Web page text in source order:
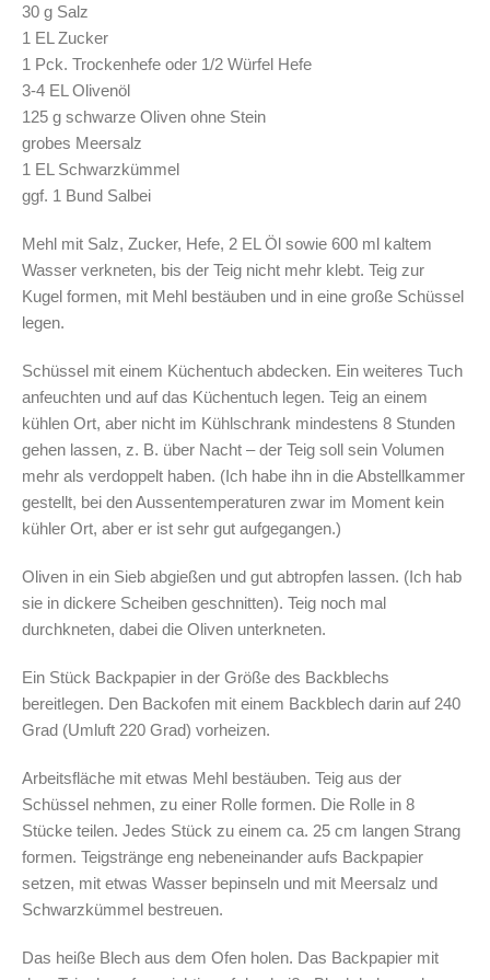
30 g Salz
1 EL Zucker
1 Pck. Trockenhefe oder 1/2 Würfel Hefe
3-4 EL Olivenöl
125 g schwarze Oliven ohne Stein
grobes Meersalz
1 EL Schwarzkümmel
ggf. 1 Bund Salbei
Mehl mit Salz, Zucker, Hefe, 2 EL Öl sowie 600 ml kaltem
Wasser verkneten, bis der Teig nicht mehr klebt. Teig zur
Kugel formen, mit Mehl bestäuben und in eine große Schüssel
legen.
Schüssel mit einem Küchentuch abdecken. Ein weiteres Tuch
anfeuchten und auf das Küchentuch legen. Teig an einem
kühlen Ort, aber nicht im Kühlschrank mindestens 8 Stunden
gehen lassen, z. B. über Nacht – der Teig soll sein Volumen
mehr als verdoppelt haben. (Ich habe ihn in die Abstellkammer
gestellt, bei den Aussentemperaturen zwar im Moment kein
kühler Ort, aber er ist sehr gut aufgegangen.)
Oliven in ein Sieb abgießen und gut abtropfen lassen. (Ich hab
sie in dickere Scheiben geschnitten). Teig noch mal
durchkneten, dabei die Oliven unterkneten.
Ein Stück Backpapier in der Größe des Backblechs
bereitlegen. Den Backofen mit einem Backblech darin auf 240
Grad (Umluft 220 Grad) vorheizen.
Arbeitsfläche mit etwas Mehl bestäuben. Teig aus der
Schüssel nehmen, zu einer Rolle formen. Die Rolle in 8
Stücke teilen. Jedes Stück zu einem ca. 25 cm langen Strang
formen. Teigstränge eng nebeneinander aufs Backpapier
setzen, mit etwas Wasser bepinseln und mit Meersalz und
Schwarzkümmel bestreuen.
Das heiße Blech aus dem Ofen holen. Das Backpapier mit